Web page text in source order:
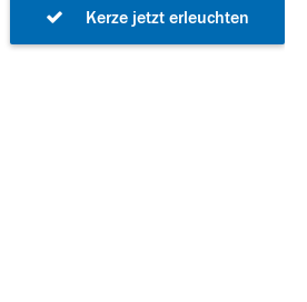
Kerze jetzt erleuchten